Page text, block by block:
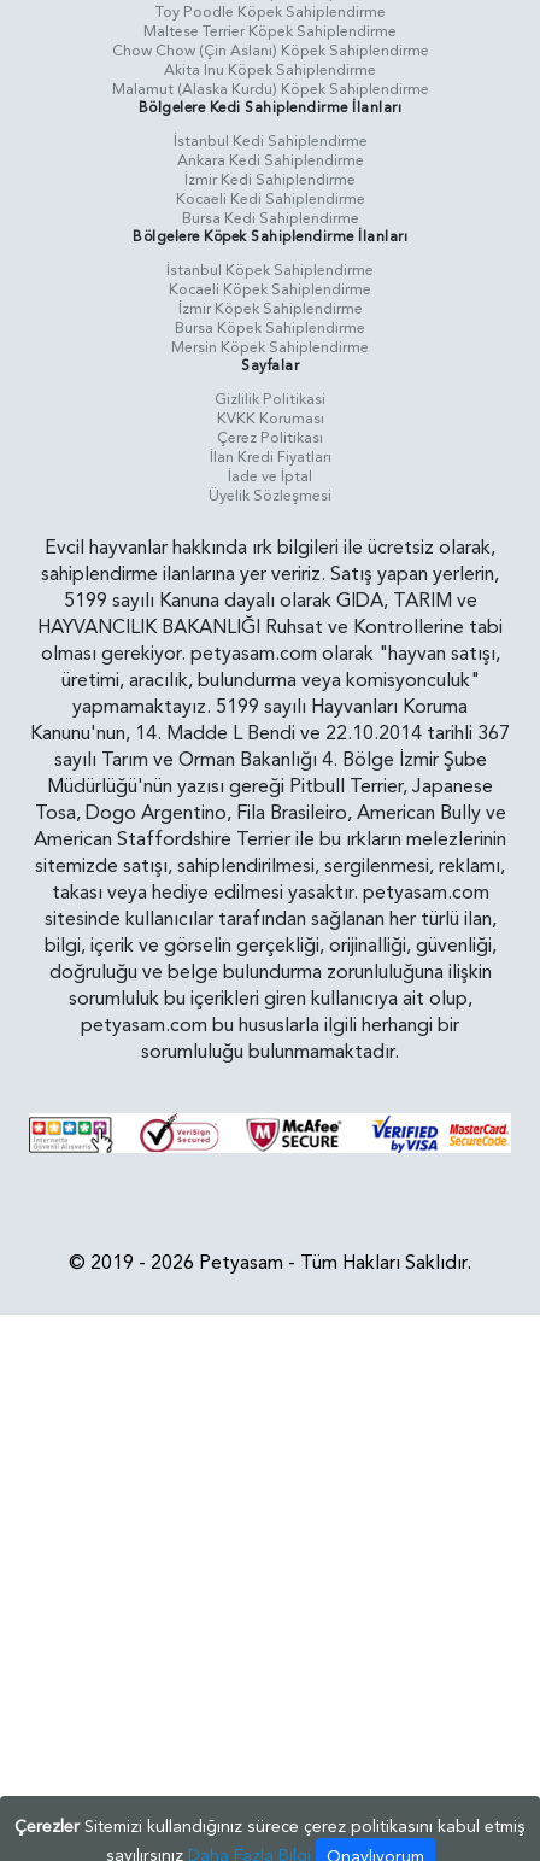
Çerezler Sitemizi kullandığınız sürece çerez politikasını kabul etmiş
sayılırsınız Daha Fazla Bilgi
Toy Poodle Köpek Sahiplendirme
Maltese Terrier Köpek Sahiplendirme
Chow Chow (Çin Aslanı) Köpek Sahiplendirme
Akita Inu Köpek Sahiplendirme
Malamut (Alaska Kurdu) Köpek Sahiplendirme
Bölgelere Kedi Sahiplendirme İlanları
İstanbul Kedi Sahiplendirme
Ankara Kedi Sahiplendirme
İzmir Kedi Sahiplendirme
Kocaeli Kedi Sahiplendirme
Bursa Kedi Sahiplendirme
Bölgelere Köpek Sahiplendirme İlanları
İstanbul Köpek Sahiplendirme
Kocaeli Köpek Sahiplendirme
İzmir Köpek Sahiplendirme
Bursa Köpek Sahiplendirme
Mersin Köpek Sahiplendirme
Sayfalar
Gizlilik Politikasi
KVKK Koruması
Çerez Politikası
İlan Kredi Fiyatları
İade ve İptal
Üyelik Sözleşmesi
Evcil hayvanlar hakkında ırk bilgileri ile ücretsiz olarak,
sahiplendirme ilanlarına yer veririz. Satış yapan yerlerin,
5199 sayılı Kanuna dayalı olarak GIDA, TARIM ve
HAYVANCILIK BAKANLIĞI Ruhsat ve Kontrollerine tabi
olması gerekiyor. petyasam.com olarak "hayvan satışı,
üretimi, aracılık, bulundurma veya komisyonculuk"
yapmamaktayız. 5199 sayılı Hayvanları Koruma
Kanunu'nun, 14. Madde L Bendi ve 22.10.2014 tarihli 367
sayılı Tarım ve Orman Bakanlığı 4. Bölge İzmir Şube
Müdürlüğü'nün yazısı gereği Pitbull Terrier, Japanese
Tosa, Dogo Argentino, Fila Brasileiro, American Bully ve
American Staffordshire Terrier ile bu ırkların melezlerinin
sitemizde satışı, sahiplendirilmesi, sergilenmesi, reklamı,
takası veya hediye edilmesi yasaktır. petyasam.com
sitesinde kullanıcılar tarafından sağlanan her türlü ilan,
bilgi, içerik ve görselin gerçekliği, orijinalliği, güvenliği,
doğruluğu ve belge bulundurma zorunluluğuna ilişkin
sorumluluk bu içerikleri giren kullanıcıya ait olup,
petyasam.com bu hususlarla ilgili herhangi bir
sorumluluğu bulunmamaktadır.
© 2019 - 2026 Petyasam - Tüm Hakları Saklıdır.